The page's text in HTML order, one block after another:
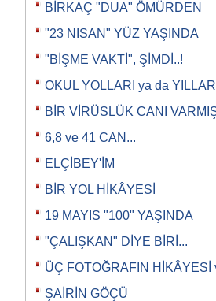
BİRKAÇ "DUA" ÖMÜRDEN
"23 NISAN" YÜZ YAŞINDA
"BİŞME VAKTİ", ŞİMDİ..!
OKUL YOLLARI ya da
BİR VİRÜSLÜK CANI
6,8 ve 41 CAN...
ELÇİBEY'İM
BİR YOL HİKÂYESİ
19 MAYIS "100" YAŞINDA
"ÇALIŞKAN" DİYE BİRİ...
ÜÇ FOTOĞRAFIN HİKÂYESİ
ŞAİRİN GÖÇÜ